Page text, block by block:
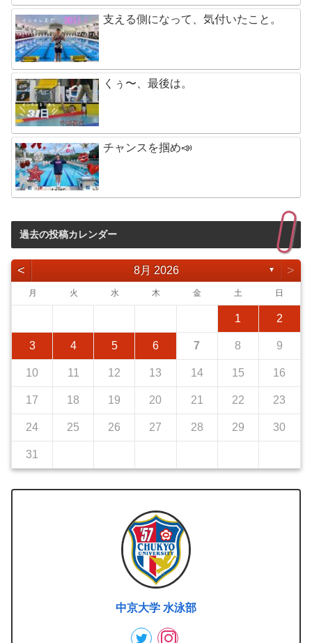
支える側になって、気付いたこと。
くぅ〜、最後は。
チャンスを掴め📣
過去の投稿カレンダー
< 8月 2026 ▼ >
月 火 水 木 金 土 日
1 2
3 4 5 6 7 8 9
10 11 12 13 14 15 16
17 18 19 20 21 22 23
24 25 26 27 28 29 30
31
中京大学 水泳部